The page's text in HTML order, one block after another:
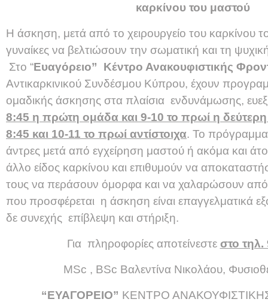
καρκίνου του μαστού
Η άσκηση, μετά από το χειρουργείο του καρκίνου
γυναίκες να βελτιώσουν την σωματική και τη
Στο “Ευαγόρειο” Κέντρο Ανακουφιστικής
Αντικαρκινικού Συνδέσμου Κύπρου, έχουν
ομαδικής άσκησης στα πλαίσια ενδυνάμωσης,
8:45 η πρώτη ομάδα και 9-10 το πρωί η
8:45 και 10-11 το πρωί αντίστοιχα. Το
άντρες μετά από εγχείρηση μαστού ή ακόμα και
άλλο είδος καρκίνου και επιθυμούν να
τους να περάσουν όμορφα και να χαλαρώσουν
που προσφέρεται η άσκηση είναι επαγγελματικά
δε συνεχής επίβλεψη και στήριξη.
Για πληροφορίες αποτείνεστε στο τηλ.
ΜSc , BSc Βαλεντίνα Νικολάου,
“ΕΥΑΓΟΡΕΙΟ” ΚΕΝΤΡΟ